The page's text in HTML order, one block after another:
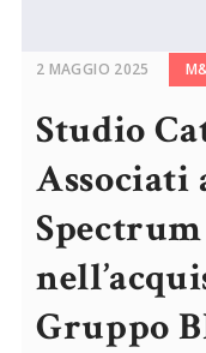
2 MAGGIO 2025
Studio
Associati
Gruppo